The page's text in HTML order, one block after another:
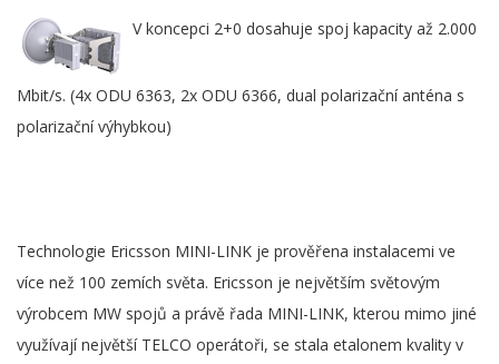
V koncepci 2+0 dosahuje spoj kapacity až 2.000
Mbit/s. (4x ODU 6363, 2x ODU 6366, dual polarizační anténa s
polarizační výhybkou)
Technologie Ericsson MINI-LINK je prověřena instalacemi ve
více než 100 zemích světa. Ericsson je největším světovým
výrobcem MW spojů a právě řada MINI-LINK, kterou mimo jiné
využívají největší TELCO operátoři, se stala etalonem kvality v